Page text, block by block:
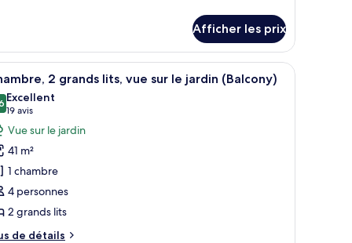
Afficher les prix
de l’océan (Oceanfront) | Coffre-fort, bureau, fer et planche à repasser,
:
Une chambre d’hôtel avec un grand lit, une
10 2 grands lits, vue sur le jardin (Balcony)
sur 10
Excellent
19 avis
(19 avis)
Vue sur le jardin
41 m²
1 chambre
4 personnes
2 grands lits
de détails